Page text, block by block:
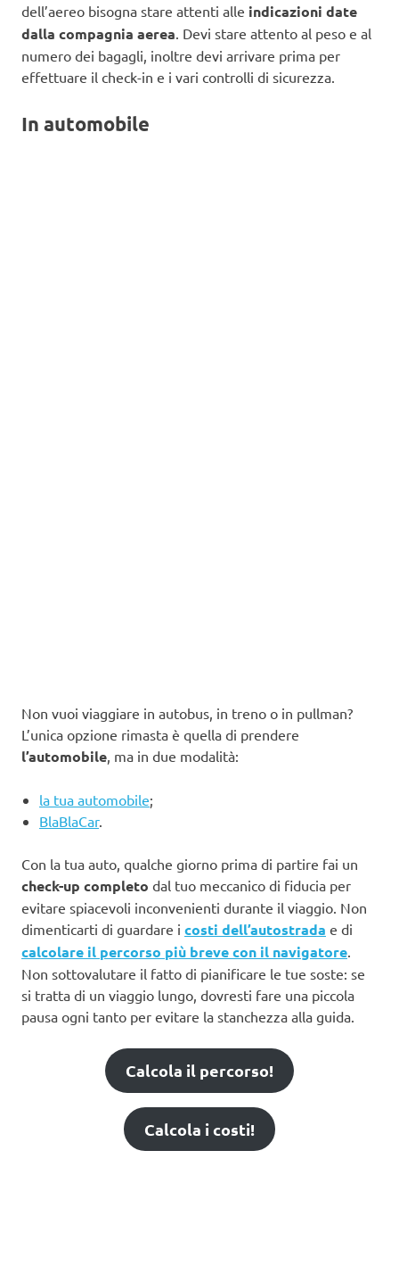
dell’aereo bisogna stare attenti alle indicazioni date
dalla compagnia aerea . Devi stare attento al peso e al
numero dei bagagli, inoltre devi arrivare prima per
effettuare il check-in e i vari controlli di sicurezza.
In automobile
Non vuoi viaggiare in autobus, in treno o in pullman?
L’unica opzione rimasta è quella di prendere
l’automobile, ma in due modalità:
la tua automobile;
BlaBlaCar.
Con la tua auto, qualche giorno prima di partire fai un
check-up completo dal tuo meccanico di fiducia per
evitare spiacevoli inconvenienti durante il viaggio. Non
dimenticarti di guardare i costi dell’autostrada e di
calcolare il percorso più breve con il navigatore.
Non sottovalutare il fatto di pianificare le tue soste: se
si tratta di un viaggio lungo, dovresti fare una piccola
pausa ogni tanto per evitare la stanchezza alla guida.
Calcola il percorso!
Calcola i costi!